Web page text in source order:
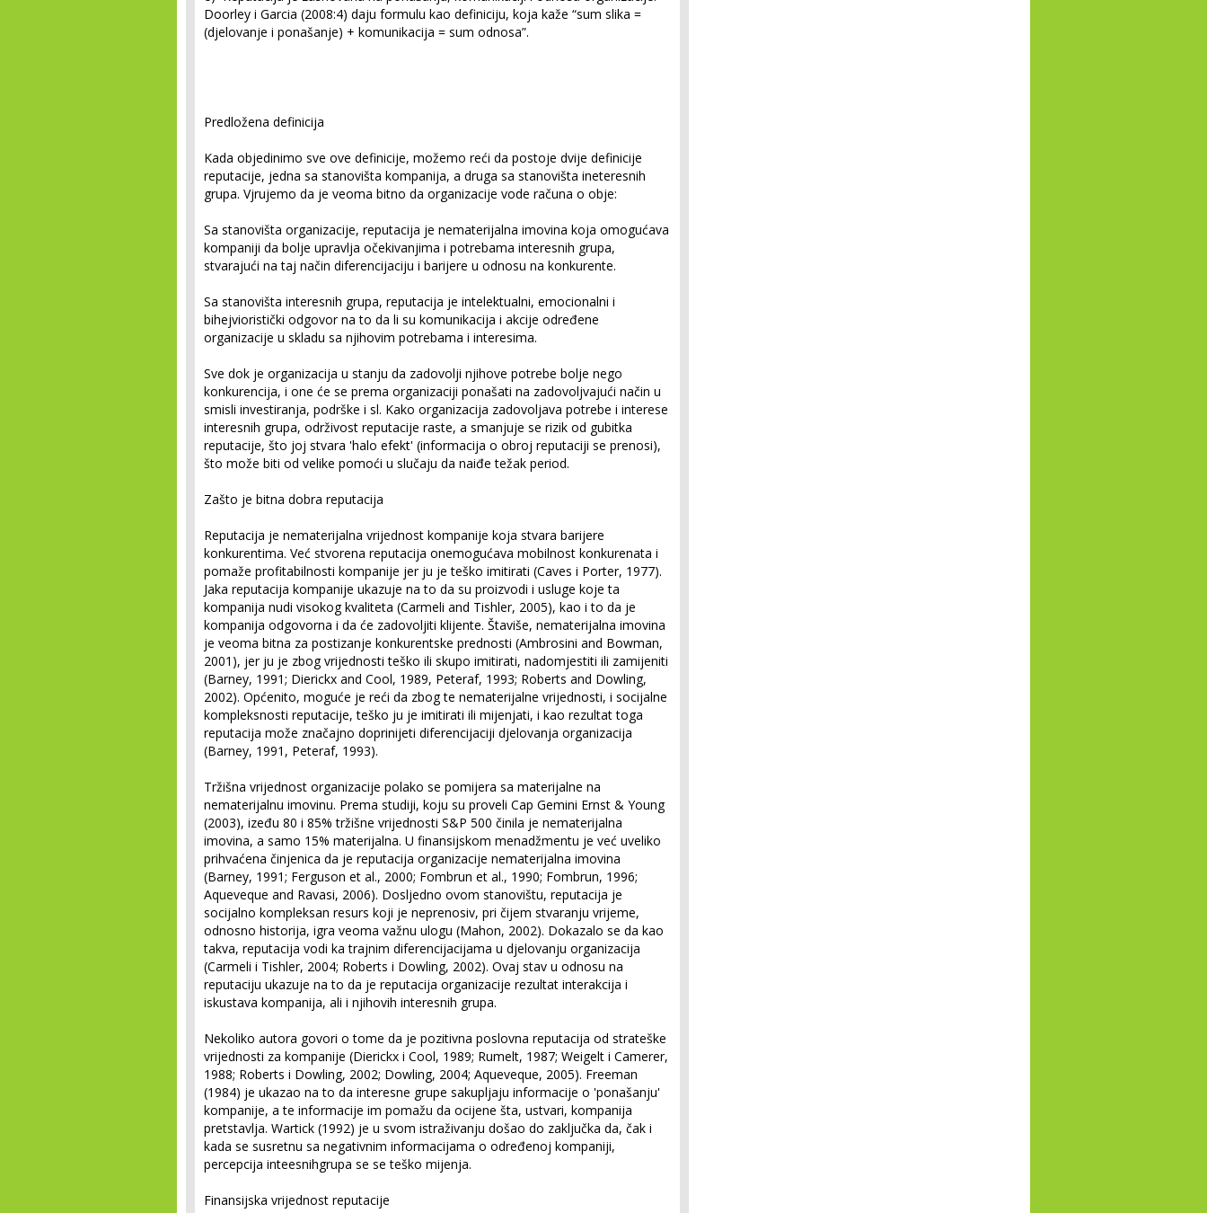
Doorley i Garcia (2008:4) daju formulu kao definiciju, koja kaže “sum slika =
(djelovanje i ponašanje) + komunikacija = sum odnosa”.
Predložena definicija
Kada objedinimo sve ove definicije, možemo reći da postoje dvije definicije
reputacije, jedna sa stanovišta kompanija, a druga sa stanovišta ineteresnih
grupa. Vjrujemo da je veoma bitno da organizacije vode računa o obje:
Sa stanovišta organizacije, reputacija je nematerijalna imovina koja omogućava
kompaniji da bolje upravlja očekivanjima i potrebama interesnih grupa,
stvarajući na taj način diferencijaciju i barijere u odnosu na konkurente.
Sa stanovišta interesnih grupa, reputacija je intelektualni, emocionalni i
bihejvioristički odgovor na to da li su komunikacija i akcije određene
organizacije u skladu sa njihovim potrebama i interesima.
Sve dok je organizacija u stanju da zadovolji njihove potrebe bolje nego
konkurencija, i one će se prema organizaciji ponašati na zadovoljvajući način u
smisli investiranja, podrške i sl. Kako organizacija zadovoljava potrebe i interese
interesnih grupa, održivost reputacije raste, a smanjuje se rizik od gubitka
reputacije, što joj stvara 'halo efekt' (informacija o obroj reputaciji se prenosi),
što može biti od velike pomoći u slučaju da naiđe težak period.
Zašto je bitna dobra reputacija
Reputacija je nematerijalna vrijednost kompanije koja stvara barijere
konkurentima. Već stvorena reputacija onemogućava mobilnost konkurenata i
pomaže profitabilnosti kompanije jer ju je teško imitirati (Caves i Porter, 1977).
Jaka reputacija kompanije ukazuje na to da su proizvodi i usluge koje ta
kompanija nudi visokog kvaliteta (Carmeli and Tishler, 2005), kao i to da je
kompanija odgovorna i da će zadovoljiti klijente. Štaviše, nematerijalna imovina
je veoma bitna za postizanje konkurentske prednosti (Ambrosini and Bowman,
2001), jer ju je zbog vrijednosti teško ili skupo imitirati, nadomjestiti ili zamijeniti
(Barney, 1991; Dierickx and Cool, 1989, Peteraf, 1993; Roberts and Dowling,
2002). Općenito, moguće je reći da zbog te nematerijalne vrijednosti, i socijalne
kompleksnosti reputacije, teško ju je imitirati ili mijenjati, i kao rezultat toga
reputacija može značajno doprinijeti diferencijaciji djelovanja organizacija
(Barney, 1991, Peteraf, 1993).
Tržišna vrijednost organizacije polako se pomijera sa materijalne na
nematerijalnu imovinu. Prema studiji, koju su proveli Cap Gemini Ernst & Young
(2003), izeđu 80 i 85% tržišne vrijednosti S&P 500 činila je nematerijalna
imovina, a samo 15% materijalna. U finansijskom menadžmentu je već uveliko
prihvaćena činjenica da je reputacija organizacije nematerijalna imovina
(Barney, 1991; Ferguson et al., 2000; Fombrun et al., 1990; Fombrun, 1996;
Aqueveque and Ravasi, 2006). Dosljedno ovom stanovištu, reputacija je
socijalno kompleksan resurs koji je neprenosiv, pri čijem stvaranju vrijeme,
odnosno historija, igra veoma važnu ulogu (Mahon, 2002). Dokazalo se da kao
takva, reputacija vodi ka trajnim diferencijacijama u djelovanju organizacija
(Carmeli i Tishler, 2004; Roberts i Dowling, 2002). Ovaj stav u odnosu na
reputaciju ukazuje na to da je reputacija organizacije rezultat interakcija i
iskustava kompanija, ali i njihovih interesnih grupa.
Nekoliko autora govori o tome da je pozitivna poslovna reputacija od strateške
vrijednosti za kompanije (Dierickx i Cool, 1989; Rumelt, 1987; Weigelt i Camerer,
1988; Roberts i Dowling, 2002; Dowling, 2004; Aqueveque, 2005). Freeman
(1984) je ukazao na to da interesne grupe sakupljaju informacije o 'ponašanju'
kompanije, a te informacije im pomažu da ocijene šta, ustvari, kompanija
pretstavlja. Wartick (1992) je u svom istraživanju došao do zaključka da, čak i
kada se susretnu sa negativnim informacijama o određenoj kompaniji,
percepcija inteesnihgrupa se se teško mijenja.
Finansijska vrijednost reputacije